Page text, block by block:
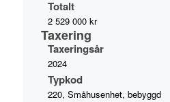
Totalt
2 529 000 kr
Taxering
Taxeringsår
2024
Typkod
220, Småhusenhet, bebyggd